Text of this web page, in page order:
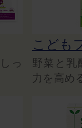
っ
こども
野菜と乳
力を高め